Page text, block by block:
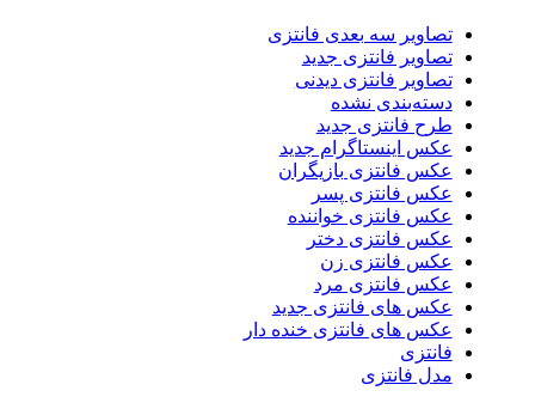
تصاویر سه بعدی فانتزی
تصاویر فانتزی جدید
تصاویر فانتزی دیدنی
دسته‌بندی نشده
طرح فانتزی جدید
عکس اینستاگرام جدید
عکس فانتزی بازیگران
عکس فانتزی پسر
عکس فانتزی خواننده
عکس فانتزی دختر
عکس فانتزی زن
عکس فانتزی مرد
عکس های فانتزی جدید
عکس های فانتزی خنده دار
فانتزی
مدل فانتزی